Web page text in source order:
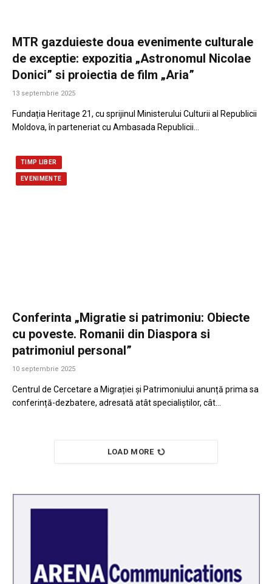
MTR gazduieste doua evenimente culturale
de exceptie: expozitia „Astronomul Nicolae
Donici” si proiectia de film „Aria”
13 septembrie 2025
Fundația Heritage 21, cu sprijinul Ministerului Culturii al Republicii
Moldova, în parteneriat cu Ambasada Republicii…
TIMP LIBER
EVENIMENTE
Conferinta „Migratie si patrimoniu: Obiecte
cu poveste. Romanii din Diaspora si
patrimoniul personal”
10 septembrie 2025
Centrul de Cercetare a Migrației și Patrimoniului anunță prima sa
conferință-dezbatere, adresată atât specialiștilor, cât…
LOAD MORE